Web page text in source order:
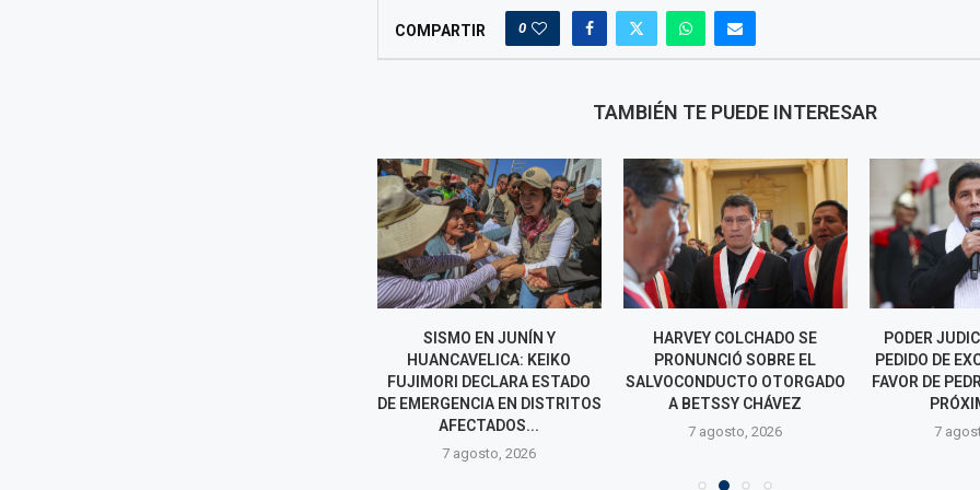
COMPARTIR 0
TAMBIÉN TE PUEDE INTERESAR
SISMO EN JUNÍN Y
HUANCAVELICA: KEIKO
FUJIMORI DECLARA ESTADO
DE EMERGENCIA EN DISTRITOS
AFECTADOS...
7 agosto, 2026
HARVEY COLCHADO SE
PRONUNCIÓ SOBRE EL
SALVOCONDUCTO OTORGADO
A BETSSY CHÁVEZ
7 agosto, 2026
PODER
PEDIDO DE
FAVOR DE
7